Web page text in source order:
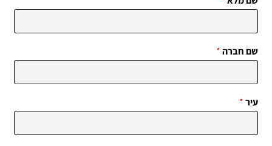
שם חברה*
עיר*